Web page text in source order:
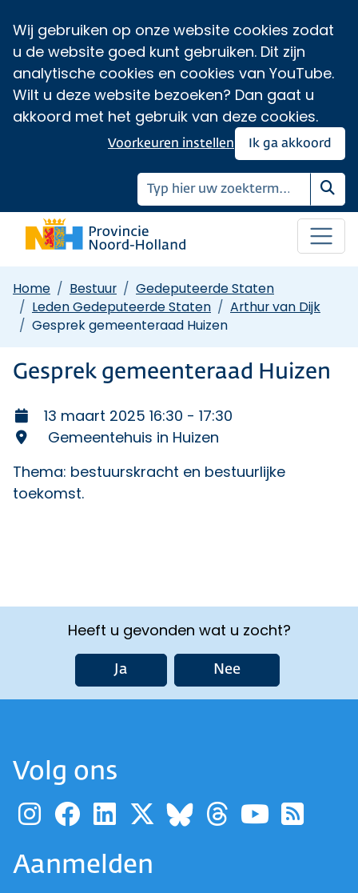
Wij gebruiken op onze website cookies zodat
u de website goed kunt gebruiken. Dit zijn
analytische cookies en cookies van YouTube.
Wilt u deze website bezoeken? Dan gaat u
akkoord met het gebruik van deze cookies.
Ik ga akkoord
Voorkeuren instellen
Home Bestuur
Gedeputeerde Staten
Leden Gedeputeerde Staten
Arthur van Dijk
Gesprek gemeenteraad Huizen
Gesprek gemeenteraad Huizen
13 maart 2025 16:30 - 17:30
Gemeentehuis in Huizen
Thema: bestuurskracht en bestuurlijke
toekomst.
Heeft u gevonden wat u zocht?
Ja Nee
Volg ons
Ga naar de pagina van
Ga naar de pagina
Ga naar de
Ga naar de
Ga naar de
Ga naar
Ga
Aanmelden